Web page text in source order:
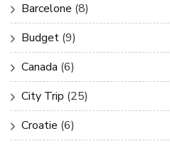
Barcelone (8)
Budget (9)
Canada (6)
City Trip (25)
Croatie (6)